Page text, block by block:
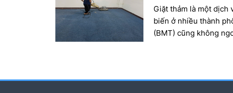
Giặt thảm là một dịch
biến ở nhiều thành
(BMT) cũng không